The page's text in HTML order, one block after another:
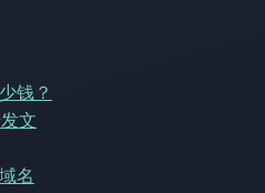
钱？
文
名